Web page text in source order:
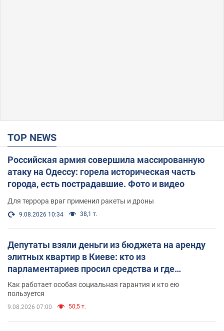
TOP NEWS
Российская армия совершила массированную
атаку на Одессу: горела историческая часть
города, есть пострадавшие. Фото и видео
Для террора враг применил ракеты и дроны
9.08.2026 10:34 38,1 т.
Депутаты взяли деньги из бюджета на аренду
элитных квартир в Киеве: кто из
парламентариев просил средства и где
поселился
Как работает особая социальная гарантия и кто ею
пользуется
9.08.2026 07:00 50,5 т.